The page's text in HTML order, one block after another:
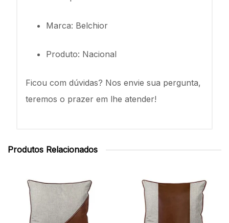
Marca: Belchior
Produto: Nacional
Ficou com dúvidas? Nos envie sua pergunta,
teremos o prazer em lhe atender!
Produtos Relacionados